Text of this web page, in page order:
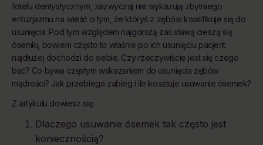
fotelu dentystycznym, zazwyczaj nie wykazują zbytniego
entuzjazmu na wieść o tym, że któryś z zębów kwalifikuje się do
usunięcia. Pod tym względem najgorszą zaś sławą cieszą się
ósemki, bowiem często to właśnie po ich usunięciu pacjent
najdłużej dochodzi do siebie. Czy rzeczywiście jest się czego
bać? Co bywa częstym wskazaniem do usunięcia zębów
mądrości? Jak przebiega zabieg i ile kosztuje usuwanie ósemek?
Z artykułu dowiesz się:
Dlaczego usuwanie ósemek tak często jest
koniecznością?